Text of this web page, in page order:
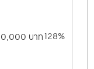
มะเร็งในสตรี
บาท128%